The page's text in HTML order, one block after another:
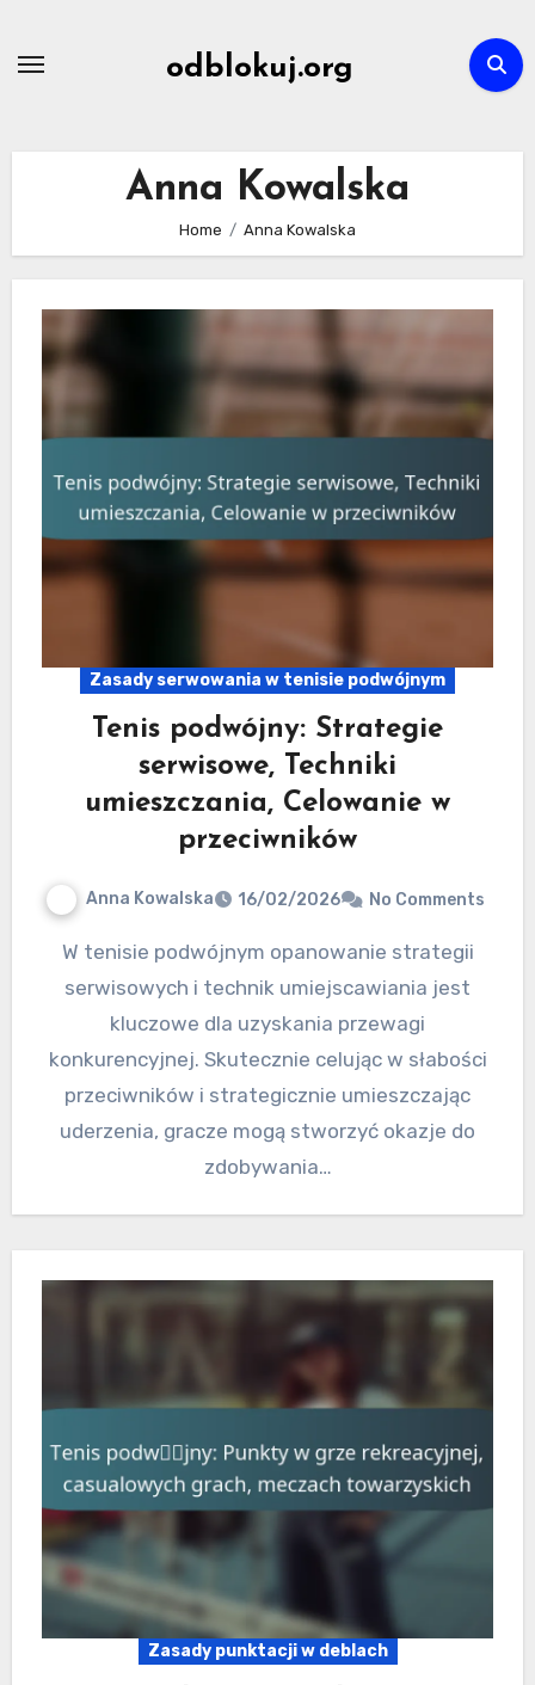
odblokuj.org
Anna Kowalska
Home Anna Kowalska
Zasady serwowania w tenisie podwójnym
Tenis podwójny: Strategie
serwisowe, Techniki
umieszczania, Celowanie w
przeciwników
Anna Kowalska 16/02/2026 No Comments
W tenisie podwójnym opanowanie strategii
serwisowych i technik umiejscawiania jest
kluczowe dla uzyskania przewagi
konkurencyjnej. Skutecznie celując w słabości
przeciwników i strategicznie umieszczając
uderzenia, gracze mogą stworzyć okazje do
zdobywania…
Zasady punktacji w deblach